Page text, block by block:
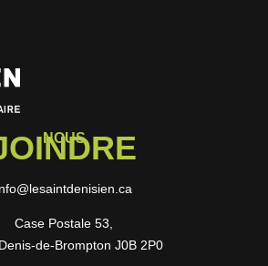
NOUS
Case Postale 53,
de-Brompton J0B 2P0